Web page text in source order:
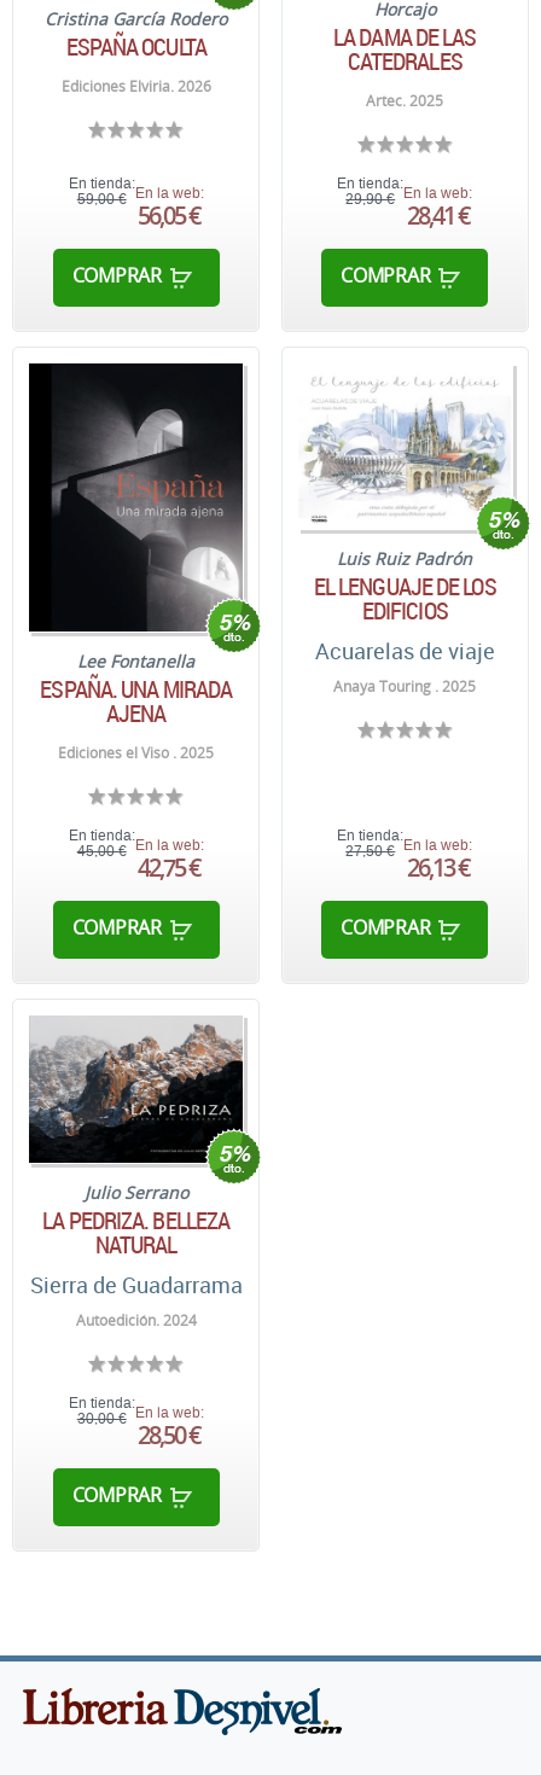
Cristina García Rodero
ESPAÑA OCULTA
Ediciones Elviria. 2026
En tienda:
59,00 € En la web:
56,05 €
COMPRAR
Horcajo
LA DAMA DE LAS
CATEDRALES
Artec. 2025
En tienda:
29,90 €
En la web:
28,41 €
COMPRAR
Lee Fontanella
ESPAÑA. UNA MIRADA
AJENA
Ediciones el Viso . 2025
En tienda:
45,00 € En la web:
42,75 €
COMPRAR
Luis Ruiz Padrón
EL LENGUAJE DE LOS
EDIFICIOS
Acuarelas de viaje
Anaya Touring . 2025
En tienda:
27,50 €
En la web:
26,13 €
COMPRAR
Julio Serrano
LA PEDRIZA. BELLEZA
NATURAL
Sierra de Guadarrama
Autoedición. 2024
En tienda:
30,00 € En la web:
28,50 €
COMPRAR